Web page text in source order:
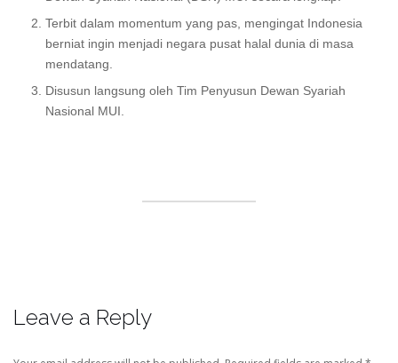
Terbit dalam momentum yang pas, mengingat Indonesia
berniat ingin menjadi negara pusat halal dunia di masa
mendatang.
Disusun langsung oleh Tim Penyusun Dewan Syariah
Nasional MUI.
Leave a Reply